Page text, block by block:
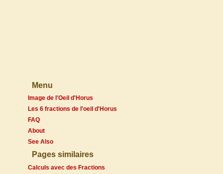
Menu
Image de l'Oeil d'Horus
Les 6 fractions de l'oeil d'Horus
FAQ
About
See Also
Pages similaires
Calculs avec des Fractions